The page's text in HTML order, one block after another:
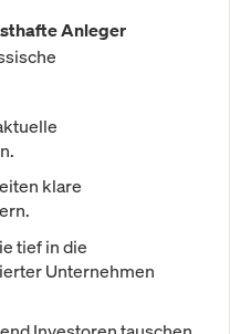
Anleger
klare
tief in die
Unternehmen